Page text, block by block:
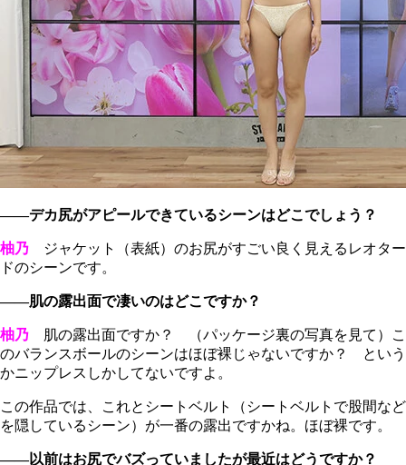
――デカ尻がアピールできているシーンはどこでしょう？
柚乃 ジャケット（表紙）のお尻がすごい良く見えるレオター
ドのシーンです。
――肌の露出面で凄いのはどこですか？
柚乃 肌の露出面ですか？ （パッケージ裏の写真を見て）こ
のバランスボールのシーンはほぼ裸じゃないですか？ という
かニップレスしかしてないですよ。
この作品では、これとシートベルト（シートベルトで股間など
を隠しているシーン）が一番の露出ですかね。ほぼ裸です。
――以前はお尻でバズっていましたが最近はどうですか？